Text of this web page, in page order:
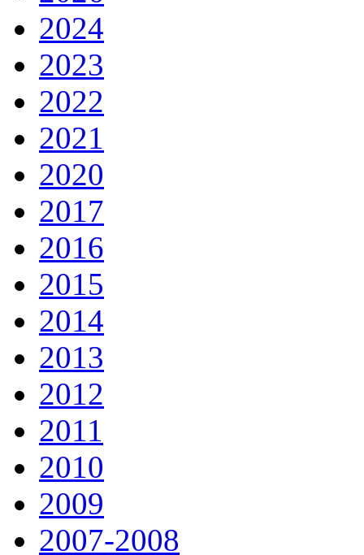
2024
2023
2022
2021
2020
2017
2016
2015
2014
2013
2012
2011
2010
2009
2007-2008